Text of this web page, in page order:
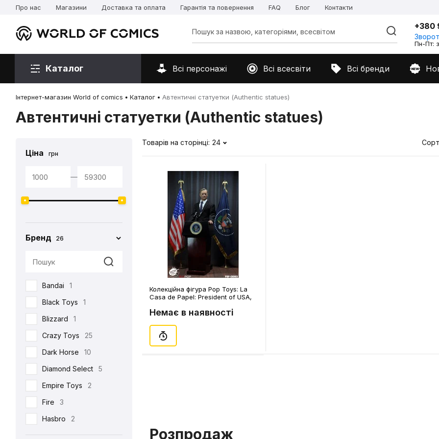
Про нас Магазини Доставка та оплата Гарантія та повернення FAQ Блог Контакти
+380
Пн-Пт:
Каталог Всі персонажі Всі всесвіти Всі бренди
Інтернет-магазин World of comics Каталог Автентичні статуетки (Authentic statues)
Автентичні статуетки (Authentic statues)
Ціна грн
—
Бренд 26
Bandai
1
Black Toys
1
Blizzard
1
Crazy Toys
25
Dark Horse
10
Diamond Select
5
Empire Toys
2
Fire
3
Hasbro
2
Hot Toys 93
Товарів на сторінці: 24
Колекційна фігура Pop Toys: La
Casa de Papel: President of USA,
Немає в наявності
Розпродаж